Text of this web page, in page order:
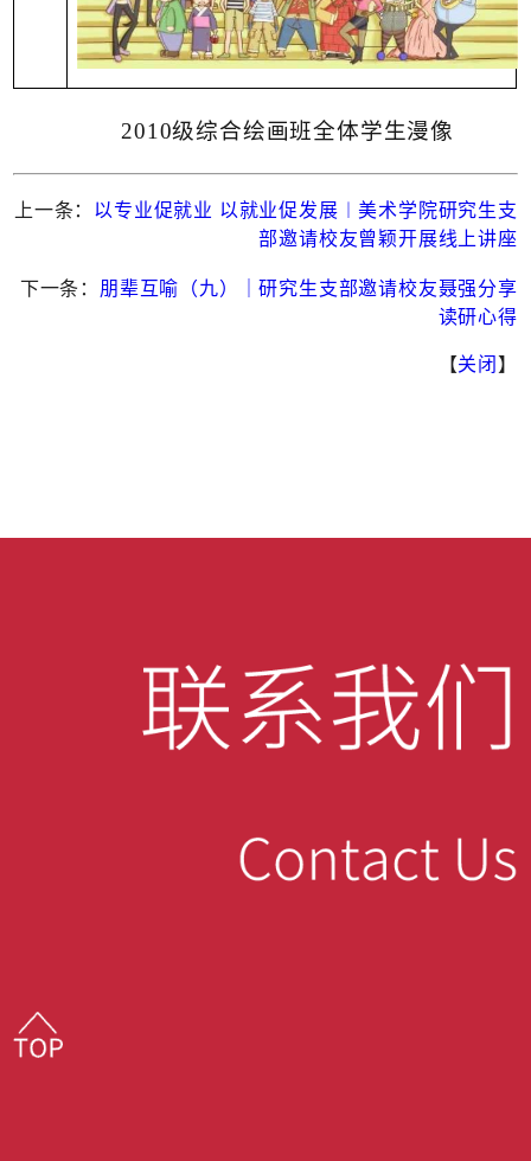
2010级综合绘画班全体学生漫像
上一条： 以专业促就业 以就业促发展︱美术学院研究生支
部邀请校友曾颖开展线上讲座
下一条： 朋辈互喻（九）｜研究生支部邀请校友聂强分享
读研心得
【关闭 】